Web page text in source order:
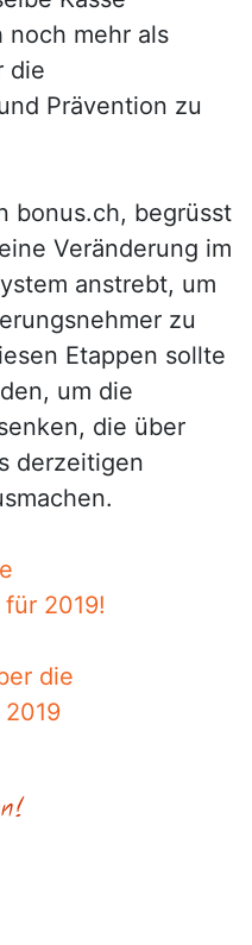
noch mehr als
die
Prävention zu
bonus.ch, begrüsst
Veränderung im
anstrebt, um
zu
Etappen sollte
um die
die über
derzeitigen
2019!
die